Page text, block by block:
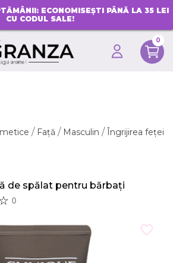
ECONOMISEȘTI PÂNĂ LA 35 LEI
CU CODUL SALE!
0
Față Masculin Îngrijirea feței
de spălat pentru bărbați
0